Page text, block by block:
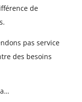
de
pas service
des besoins